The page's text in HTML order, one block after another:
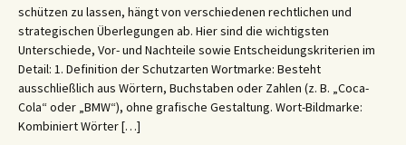
schützen zu lassen, hängt von verschiedenen rechtlichen und
strategischen Überlegungen ab. Hier sind die wichtigsten
Unterschiede, Vor- und Nachteile sowie Entscheidungskriterien im
Detail: 1. Definition der Schutzarten Wortmarke: Besteht
ausschließlich aus Wörtern, Buchstaben oder Zahlen (z. B. „Coca-
Cola“ oder „BMW“), ohne grafische Gestaltung. Wort-Bildmarke:
Kombiniert Wörter […]